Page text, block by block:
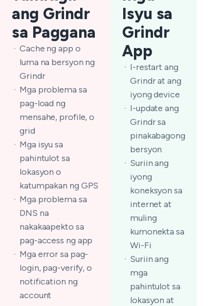
ang Grindr
sa Paggana
Cache ng app o
luma na bersyon ng
Grindr
Mga problema sa
pag-load ng
mensahe, profile, o
grid
Mga isyu sa
pahintulot sa
lokasyon o
katumpakan ng GPS
Mga problema sa
DNS na
nakakaapekto sa
pag-access ng app
Mga error sa pag-
login, pag-verify, o
notification ng
account
Isyu sa
Grindr
App
I-restart ang
Grindr at ang
iyong device
I-update ang
Grindr sa
pinakabagong
bersyon
Suriin ang
iyong
koneksyon sa
internet at
muling
kumonekta sa
Wi-Fi
Suriin ang
mga
pahintulot sa
lokasyon at